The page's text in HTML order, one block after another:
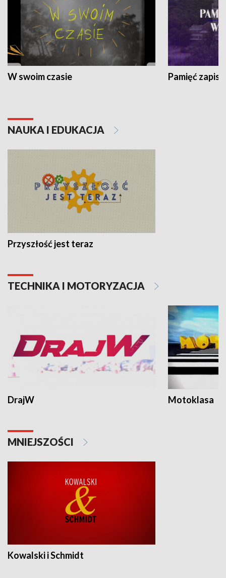
W swoim czasie Pamięć
NAUKA I EDUKACJA
Przyszłość jest teraz
TECHNIKA I MOTORYZACJA
DrajW Motoklasa
MNIEJSZOŚCI
Kowalski i Schmidt